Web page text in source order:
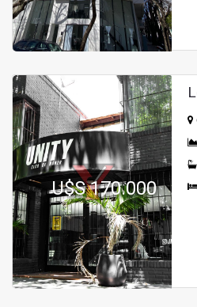
U$S 170.000